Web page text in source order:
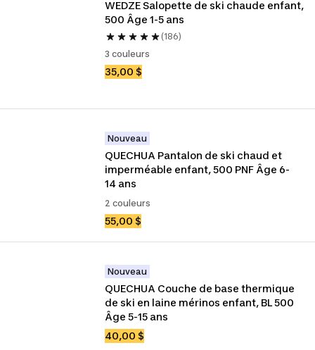
WEDZE Salopette de ski chaude enfant,
500 Âge 1-5 ans
(186)
3 couleurs
35,00 $
Nouveau
QUECHUA Pantalon de ski chaud et
imperméable enfant, 500 PNF Âge 6-
14 ans
2 couleurs
55,00 $
Nouveau
QUECHUA Couche de base thermique
de ski en laine mérinos enfant, BL 500
Âge 5-15 ans
40,00 $